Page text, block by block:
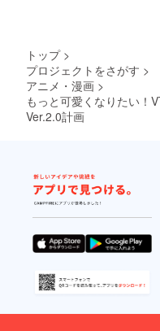
トップ >
プロジェクトをさがす >
アニメ・漫画 >
もっと可愛くなりたい！
Ver.2.0計画